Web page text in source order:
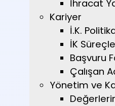
İhracat
Kariyer
İ.K.
İK
Başvuru
Çalışan
Yönetim ve